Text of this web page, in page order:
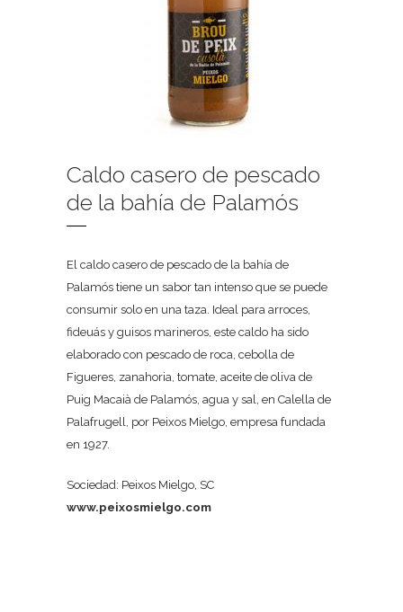
Caldo casero de pescado
de la bahía de Palamós
El caldo casero de pescado de la bahía de
Palamós tiene un sabor tan intenso que se puede
consumir solo en una taza. Ideal para arroces,
fideuás y guisos marineros, este caldo ha sido
elaborado con pescado de roca, cebolla de
Figueres, zanahoria, tomate, aceite de oliva de
Puig Macaià de Palamós, agua y sal, en Calella de
Palafrugell, por Peixos Mielgo, empresa fundada
en 1927.
Sociedad: Peixos Mielgo, SC
www.peixosmielgo.com